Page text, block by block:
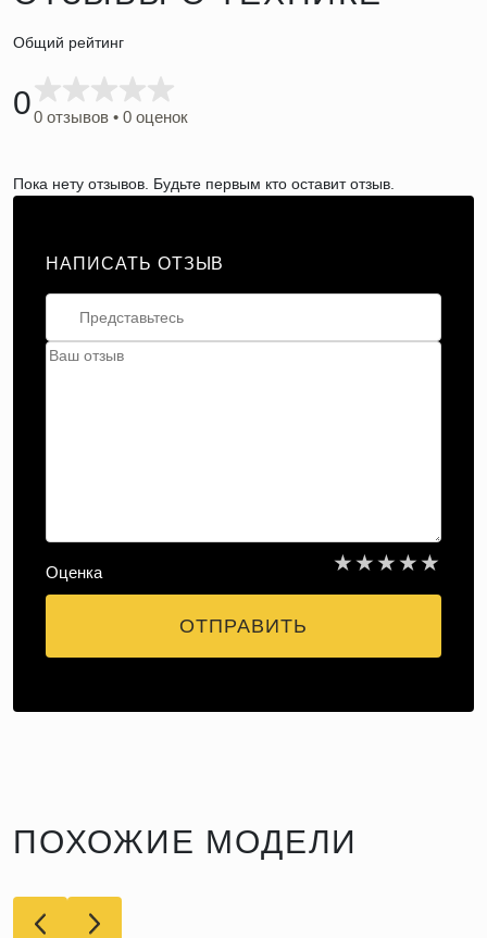
Общий рейтинг
00 отзывов • 0 оценок
Пока нету отзывов. Будьте первым кто оставит отзыв.
НАПИСАТЬ ОТЗЫВ
Оценка ★
★
★
★
★
ОТПРАВИТЬ
ПОХОЖИЕ МОДЕЛИ